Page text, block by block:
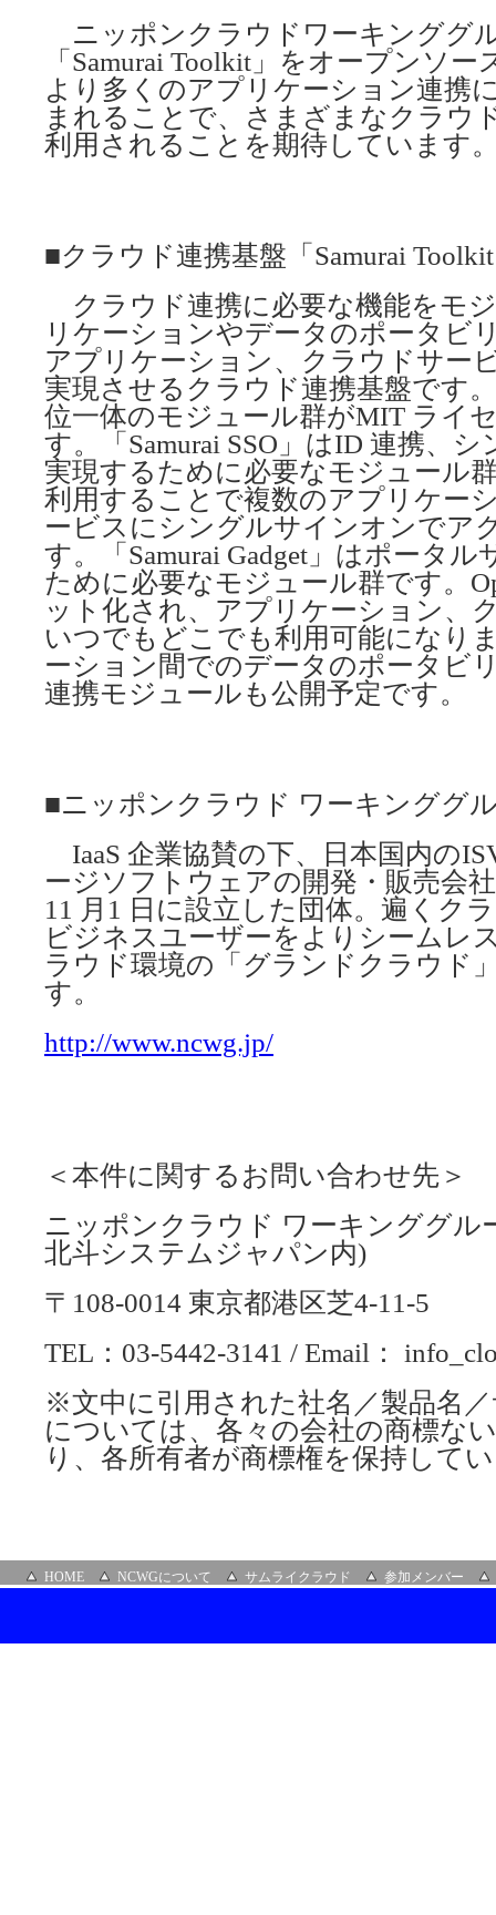
ニッポンクラウドワーキンググ
「Samurai Toolkit」をオープンソ
より多くのアプリケーション連携
まれることで、さまざまなクラウ
利用されることを期待しています
■クラウド連携基盤「Samurai
クラウド連携に必要な機能をモ
リケーションやデータのポータビ
アプリケーション、クラウドサー
実現させるクラウド連携基盤です
位一体のモジュール群がMIT ライ
す。「Samurai SSO」はID 連携、
実現するために必要なモジュール
利用することで複数のアプリケー
ービスにシングルサインオンでア
す。「Samurai Gadget」はポータ
ために必要なモジュール群です。
ット化され、アプリケーション、
いつでもどこでも利用可能になり
ーション間でのデータのポータビ
連携モジュールも公開予定です。
■ニッポンクラウド ワーキンググ
IaaS 企業協賛の下、日本国内の
ージソフトウェアの開発・販売会
11 月1 日に設立した団体。遍くク
ビジネスユーザーをよりシームレ
ラウド環境の「グランドクラウド
す。
http://www.ncwg.jp/
＜本件に関するお問い合わせ先＞
ニッポンクラウド ワーキンググル
北斗システムジャパン内)
〒108-0014 東京都港区芝4-11-5
TEL：03-5442-3141 / Email：
※文中に引用された社名／製品名
については、各々の会社の商標な
り、各所有者が商標権を保持して
HOME NCWGについて サムライクラウド 参加メンバー